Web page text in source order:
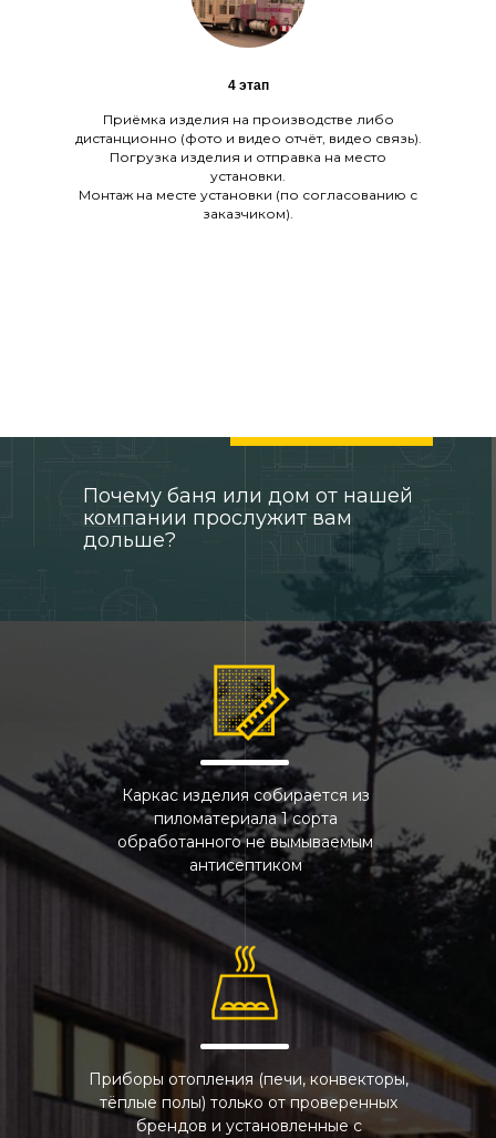
4 этап
Приёмка изделия на производстве либо
дистанционно (фото и видео отчёт, видео связь).
Погрузка изделия и отправка на место
установки.
Монтаж на месте установки (по согласованию с
заказчиком).
Каркас изделия собирается из
пиломатериала 1 сорта
обработанного не вымываемым
антисептиком
Приборы отопления (печи, конвекторы,
тёплые полы) только от проверенных
брендов и установленные с
Почему баня или дом от нашей
компании прослужит вам
дольше?